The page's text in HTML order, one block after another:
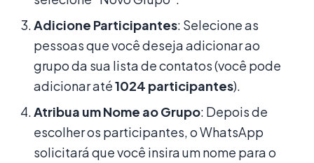
Adicione Participantes: Selecione as
pessoas que você deseja adicionar ao
grupo da sua lista de contatos (você pode
adicionar até1024 participantes).
Atribua um Nome ao Grupo: Depois de
escolher os participantes, o WhatsApp
solicitará que você insira um nome para o